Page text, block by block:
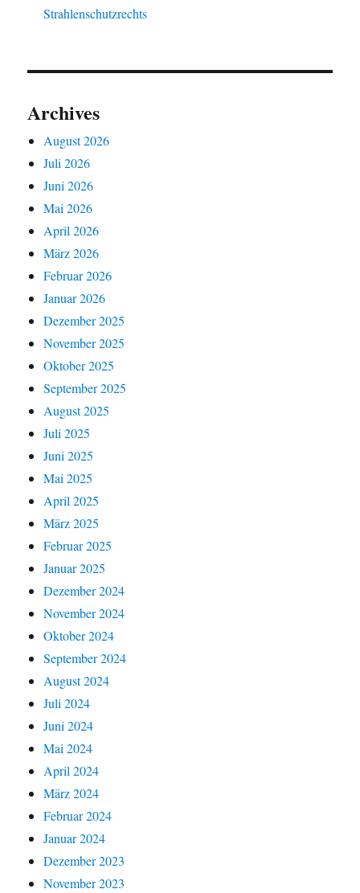
Strahlenschutzrechts
Archives
August 2026
Juli 2026
Juni 2026
Mai 2026
April 2026
März 2026
Februar 2026
Januar 2026
Dezember 2025
November 2025
Oktober 2025
September 2025
August 2025
Juli 2025
Juni 2025
Mai 2025
April 2025
März 2025
Februar 2025
Januar 2025
Dezember 2024
November 2024
Oktober 2024
September 2024
August 2024
Juli 2024
Juni 2024
Mai 2024
April 2024
März 2024
Februar 2024
Januar 2024
Dezember 2023
November 2023